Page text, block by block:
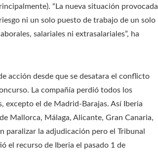
“La nueva situación provocada
ni un solo puesto de trabajo de un solo
salariales ni extrasalariales”, ha
acción desde que se desatara el conflicto
La compañía perdió todos los
excepto el de Madrid-Barajas. Así Iberia
Mallorca, Málaga, Alicante, Gran Canaria,
paralizar la adjudicación pero el Tribunal
el recurso de Iberia el pasado 1 de